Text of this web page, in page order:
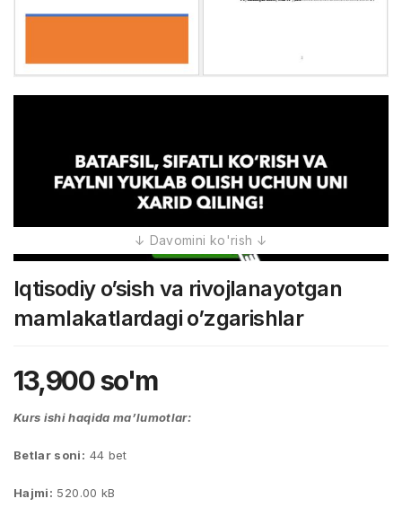
Iqtisodiy o’sish va rivojlanayotgan
mamlakatlardagi o’zgarishlar
13,900so'm
Kurs ishi haqida ma’lumotlar:
Betlar soni: 44 bet
Hajmi: 520.00 kB